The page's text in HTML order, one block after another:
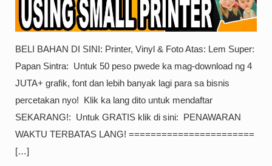
BELI BAHAN DI SINI: Printer, Vinyl & Foto Atas: Lem Super:
Papan Sintra: ️ Untuk 50 peso pwede ka mag-download ng 4
JUTA+ grafik, font dan lebih banyak lagi para sa bisnis
percetakan nyo! ️ Klik ka lang dito untuk mendaftar
SEKARANG!: ️ Untuk GRATIS klik di sini: ️ PENAWARAN
WAKTU TERBATAS LANG! ======================= ️
[…]